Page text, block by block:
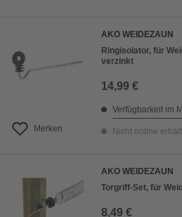
Merken
AKO WEIDEZAUN
Ringisolator, für
verzinkt
14,99 €
Verfügbarkeit im
Nicht online
AKO WEIDEZAUN
Torgriff-Set, für
8,49 €